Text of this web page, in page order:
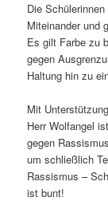
Die
Miteinander und
Es gilt Farbe zu
gegen
Haltung hin zu
Mit
Herr Wolfangel
gegen
um schließlich
Rassismus –
ist bunt!